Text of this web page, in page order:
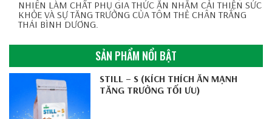
NHIÊN LÀM CHẤT PHỤ GIA THỨC ĂN NHẰM CẢI THIỆN SỨC
KHỎE VÀ SỰ TĂNG TRƯỞNG CỦA TÔM THẺ CHÂN TRẮNG
THÁI BÌNH DƯƠNG.
SẢN PHẨM NỔI BẬT
STILL – S (KÍCH THÍCH ĂN MẠNH
TĂNG TRƯỞNG TỐI ƯU)